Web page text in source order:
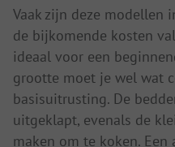
Vaak zijn deze modellen
de bijkomende kosten
ideaal voor een
grootte moet je wel wat
basisuitrusting. De
uitgeklapt, evenals de
maken om te koken.